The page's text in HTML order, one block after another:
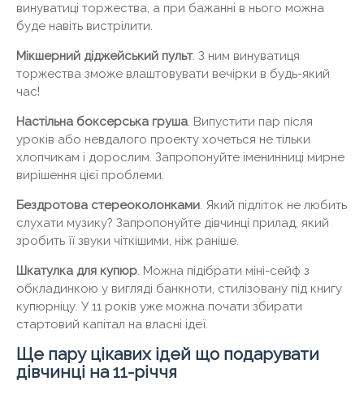
винуватиці торжества, а при бажанні в нього можна
буде навіть вистрілити.
Мікшерний діджейський пульт. З ним винуватиця
торжества зможе влаштовувати вечірки в будь-який
час!
Настільна боксерська груша. Випустити пар після
уроків або невдалого проекту хочеться не тільки
хлопчикам і дорослим. Запропонуйте іменинниці мирне
вирішення цієї проблеми.
Бездротова стереоколонками. Який підліток не любить
слухати музику? Запропонуйте дівчинці прилад, який
зробить її звуки чіткішими, ніж раніше.
Шкатулка для купюр. Можна підібрати міні-сейф з
обкладинкою у вигляді банкноти, стилізовану під книгу
купюрніцу. У 11 років уже можна почати збирати
стартовий капітал на власні ідеї.
Ще пару цікавих ідей що подарувати
дівчинці на 11-річчя